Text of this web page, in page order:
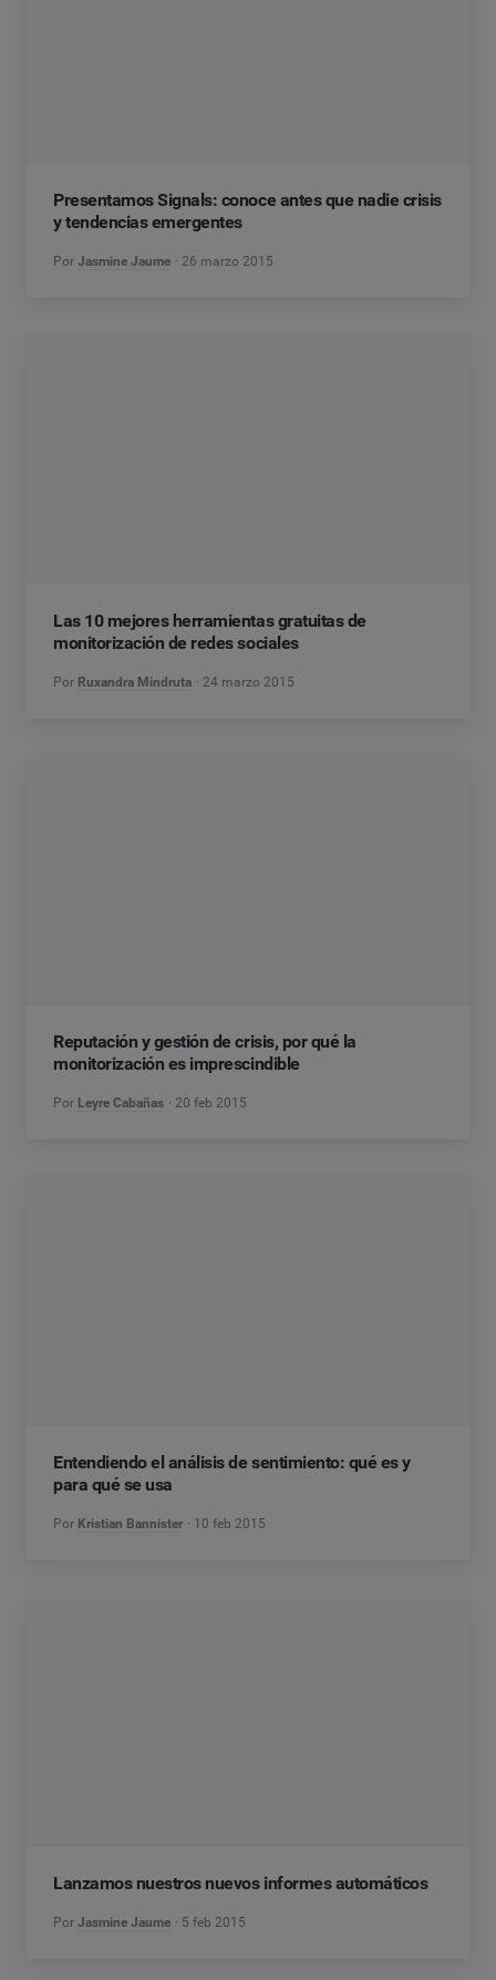
Presentamos Signals: conoce antes que nadie crisis
y tendencias emergentes
Por Jasmine Jaume 26 marzo 2015
Las 10 mejores herramientas gratuitas de
monitorización de redes sociales
Por Ruxandra Mindruta 24 marzo 2015
Reputación y gestión de crisis, por qué la
monitorización es imprescindible
Por Leyre Cabañas 20 feb 2015
Entendiendo el análisis de sentimiento: qué es y
para qué se usa
Por Kristian Bannister 10 feb 2015
Lanzamos nuestros nuevos informes automáticos
Por Jasmine Jaume 5 feb 2015